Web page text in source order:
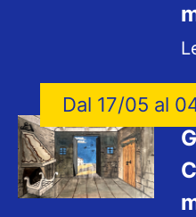
Dal 17/05 al